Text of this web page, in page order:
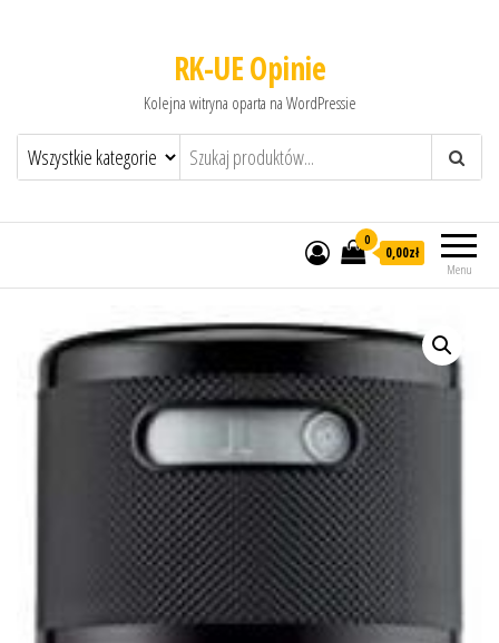
RK-UE Opinie
Kolejna witryna oparta na WordPressie
Menu
0
0,00zł